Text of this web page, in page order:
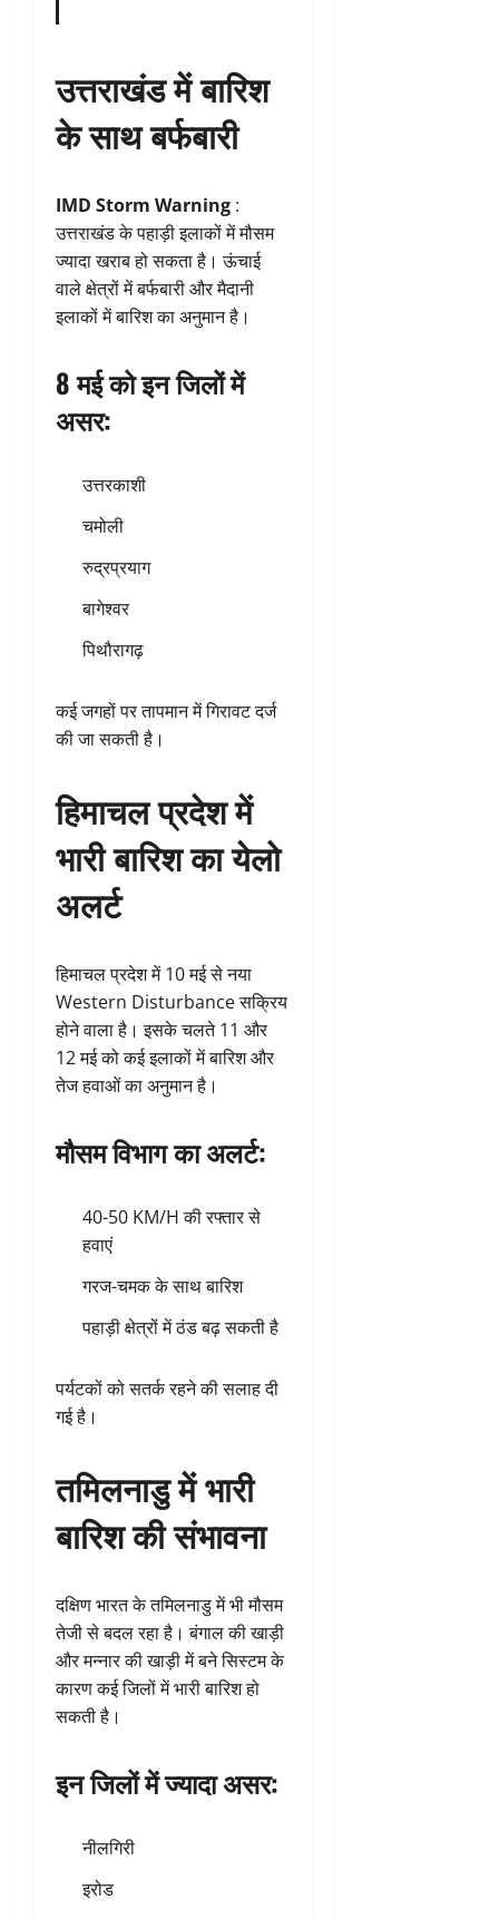
उत्तराखंड में बारिश
के साथ बर्फबारी
IMD Storm Warning :
उत्तराखंड के पहाड़ी इलाकों में मौसम
ज्यादा खराब हो सकता है। ऊंचाई
वाले क्षेत्रों में बर्फबारी और मैदानी
इलाकों में बारिश का अनुमान है।
8 मई को इन जिलों में
असर:
उत्तरकाशी
चमोली
रुद्रप्रयाग
बागेश्वर
पिथौरागढ़
कई जगहों पर तापमान में गिरावट दर्ज
की जा सकती है।
हिमाचल प्रदेश में
भारी बारिश का येलो
अलर्ट
हिमाचल प्रदेश में 10 मई से नया
Western Disturbance सक्रिय
होने वाला है। इसके चलते 11 और
12 मई को कई इलाकों में बारिश और
तेज हवाओं का अनुमान है।
मौसम विभाग का अलर्ट:
40-50 KM/H की रफ्तार से
हवाएं
गरज-चमक के साथ बारिश
पहाड़ी क्षेत्रों में ठंड बढ़ सकती है
पर्यटकों को सतर्क रहने की सलाह दी
गई है।
तमिलनाडु में भारी
बारिश की संभावना
दक्षिण भारत के तमिलनाडु में भी मौसम
तेजी से बदल रहा है। बंगाल की खाड़ी
और मन्नार की खाड़ी में बने सिस्टम के
कारण कई जिलों में भारी बारिश हो
सकती है।
इन जिलों में ज्यादा असर:
नीलगिरी
इरोड